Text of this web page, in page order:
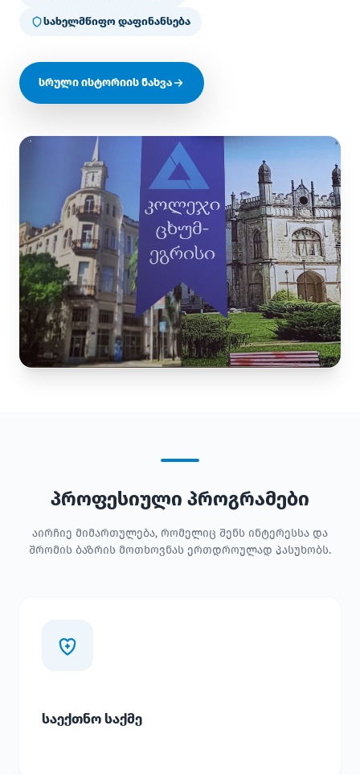
სახელმწიფო დაფინანსება
სრული ისტორიის ნახვა
პროფესიული პროგრამები
აირჩიე მიმართულება, რომელიც შენს ინტერესსა და
შრომის ბაზრის მოთხოვნას ერთდროულად პასუხობს.
საექთნო საქმე